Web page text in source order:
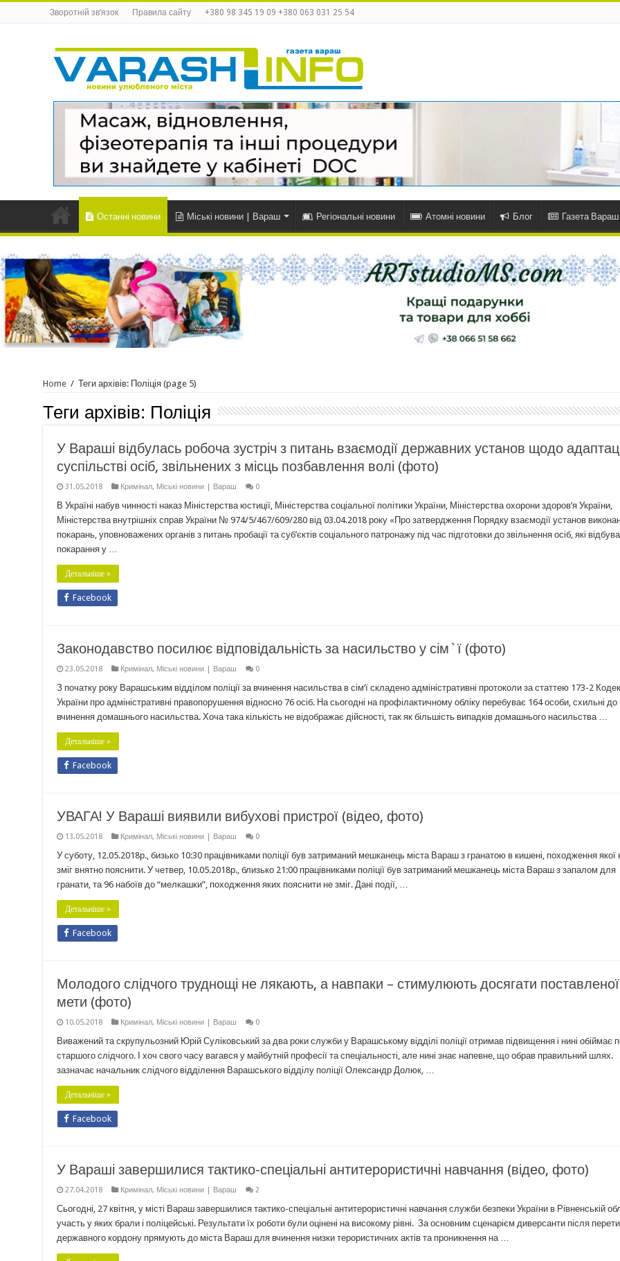
Зворотній зв’язок Правила сайту +380 98 345 19 09 +380 063 031 25 54
Останні новини Міські новини | Вараш Регіональні новини Атомні новини Блог Газета Вараш
Home / Теги архівів: Поліція (page 5)
Теги архівів: Поліція
У Вараші відбулась робоча зустріч з питань взаємодії державних установ щодо
суспільстві осіб, звільнених з місць позбавлення волі (фото)
31.05.2018 Кримінал, Міські новини | Вараш 0
В Україні набув чинності наказ Міністерства юстиції, Міністерства соціальної політики України, Міністерства охорони здоров’я України,
Міністерства внутрішніх справ України № 974/5/467/609/280 від 03.04.2018 року «Про затвердження Порядку взаємодії установ
покарань, уповноважених органів з питань пробації та суб’єктів соціального патронажу під час підготовки до звільнення осіб, які
покарання у …
Детальніше »
Facebook
Законодавство посилює відповідальність за насильство у сім`ї (фото)
23.05.2018 Кримінал, Міські новини | Вараш 0
З початку року Варашським відділом поліції за вчинення насильства в сім’ї складено адміністративні протоколи за статтею 173-2
України про адміністративні правопорушення відносно 76 осіб. На сьогодні на профілактичному обліку перебуває 164 особи, схильні до
вчинення домашнього насильства. Хоча така кількість не відображає дійсності, так як більшість випадків домашнього насильства …
Детальніше »
Facebook
УВАГА! У Вараші виявили вибухові пристрої (відео, фото)
13.05.2018 Кримінал, Міські новини | Вараш 0
У суботу, 12.05.2018р., бизько 10:30 працівниками поліції був затриманий мешканець міста Вараш з гранатою в кишені, походження якої
зміг внятно пояснити. У четвер, 10.05.2018р., близько 21:00 працівниками поліції був затриманий мешканець міста Вараш з запалом для
гранати, та 96 набоїв до “мелкашки”, походження яких пояснити не зміг. Дані події, …
Детальніше »
Facebook
Молодого слідчого труднощі не лякають, а навпаки – стимулюють досягати поставленої
мети (фото)
10.05.2018 Кримінал, Міські новини | Вараш 0
Виважений та скрупульозний Юрій Суліковський за два роки служби у Варашському відділі поліції отримав підвищення і нині обіймає
старшого слідчого. І хоч свого часу вагався у майбутній професії та спеціальності, але нині знає напевне, що обрав правильний шлях.
зазначає начальник слідчого відділення Варашського відділу поліції Олександр Долюк, …
Детальніше »
Facebook
У Вараші завершилися тактико-спеціальні антитерористичні навчання (відео, фото)
27.04.2018 Кримінал, Міські новини | Вараш 2
Сьогодні, 27 квітня, у місті Вараш завершилися тактико-спеціальні антитерористичні навчання служби безпеки України в Рівненській
участь у яких брали і поліцейські. Результати їх роботи були оцінені на високому рівні. За основним сценарієм диверсанти після
державного кордону прямують до міста Вараш для вчинення низки терористичних актів та проникнення на …